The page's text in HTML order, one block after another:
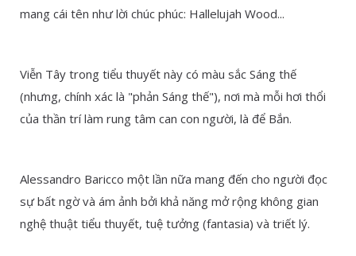
mang cái tên như lời chúc phúc: Hallelujah Wood...
Viễn Tây trong tiểu thuyết này có màu sắc Sáng thế
(nhưng, chính xác là "phản Sáng thế"), nơi mà mỗi hơi thổi
của thần trí làm rung tâm can con người, là để Bắn.
Alessandro Baricco một lần nữa mang đến cho người đọc
sự bất ngờ và ám ảnh bởi khả năng mở rộng không gian
nghệ thuật tiểu thuyết, tuệ tưởng (fantasia) và triết lý.